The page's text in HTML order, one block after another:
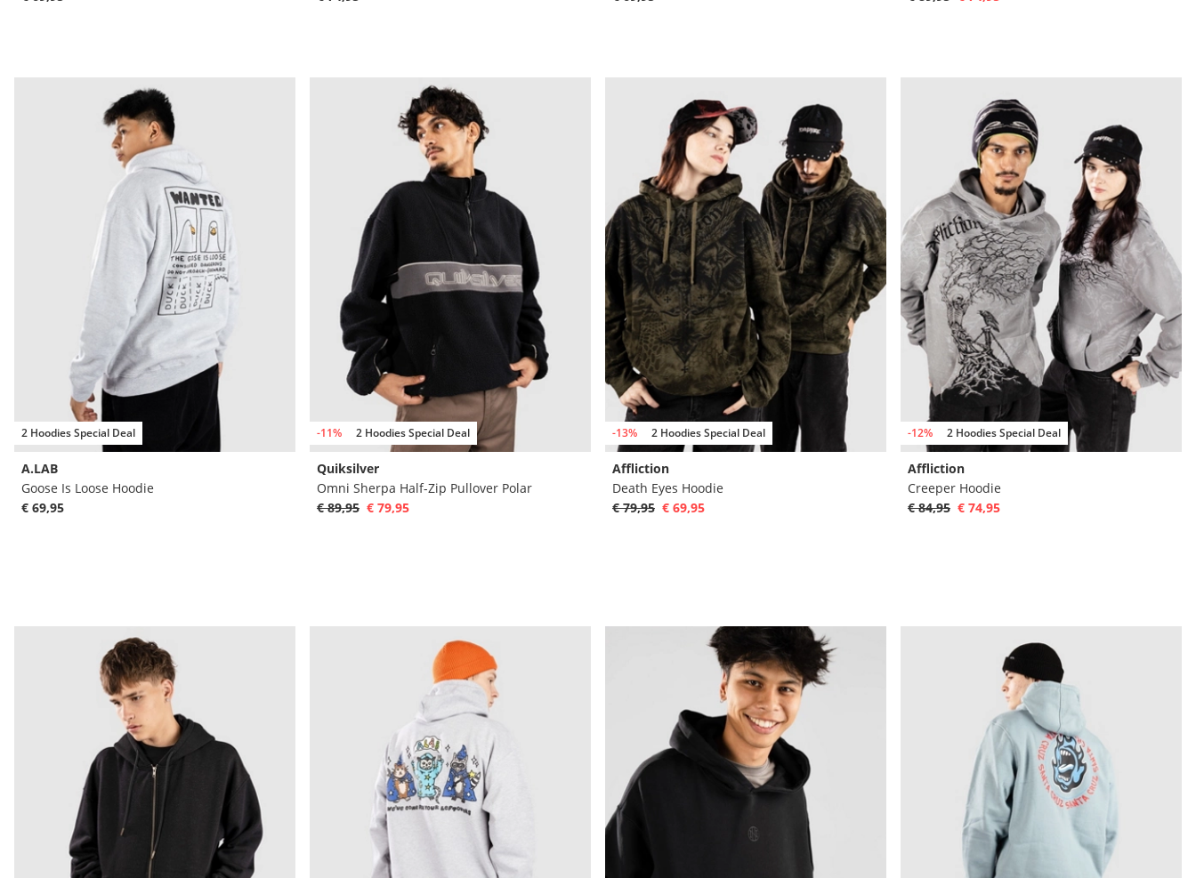
2 Hoodies Special Deal
A.LAB
Goose Is Loose Hoodie
€ 69,95
-11% 2 Hoodies Special Deal
Quiksilver
Omni Sherpa Half-Zip Pullover Polar
€ 89,95 € 79,95
-13% 2 Hoodies Special Deal
Affliction
Death Eyes Hoodie
€ 79,95 € 69,95
-12% 2 Hoodies Special Deal
Affliction
Creeper Hoodie
€ 84,95 € 74,95